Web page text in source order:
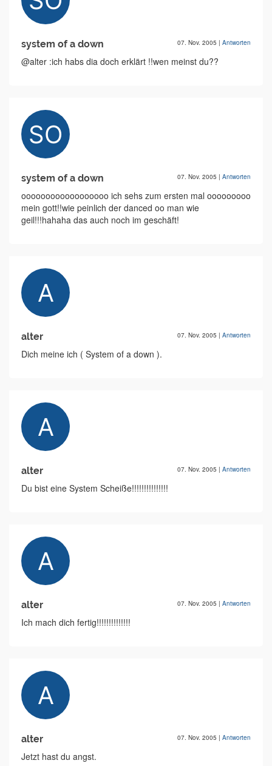
system of a down 07. Nov. 2005 | Antworten
@alter :ich habs dia doch erklärt !!wen meinst du??
system of a down 07. Nov. 2005 | Antworten
oooooooooooooooooo ich sehs zum ersten mal ooooooooo
mein gott!!wie peinlich der danced oo man wie
geil!!!hahaha das auch noch im geschäft!
alter 07. Nov. 2005 | Antworten
Dich meine ich ( System of a down ).
alter 07. Nov. 2005 | Antworten
Du bist eine System Scheiße!!!!!!!!!!!!!!!
alter 07. Nov. 2005 | Antworten
Ich mach dich fertig!!!!!!!!!!!!!!
alter 07. Nov. 2005 | Antworten
Jetzt hast du angst.